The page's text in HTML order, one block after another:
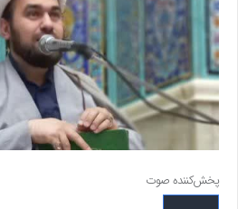
پخش‌کننده صوت